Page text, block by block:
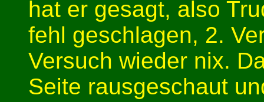
hat er gesagt, also
fehl geschlagen, 2.
Versuch wieder nix.
Seite rausgeschaut